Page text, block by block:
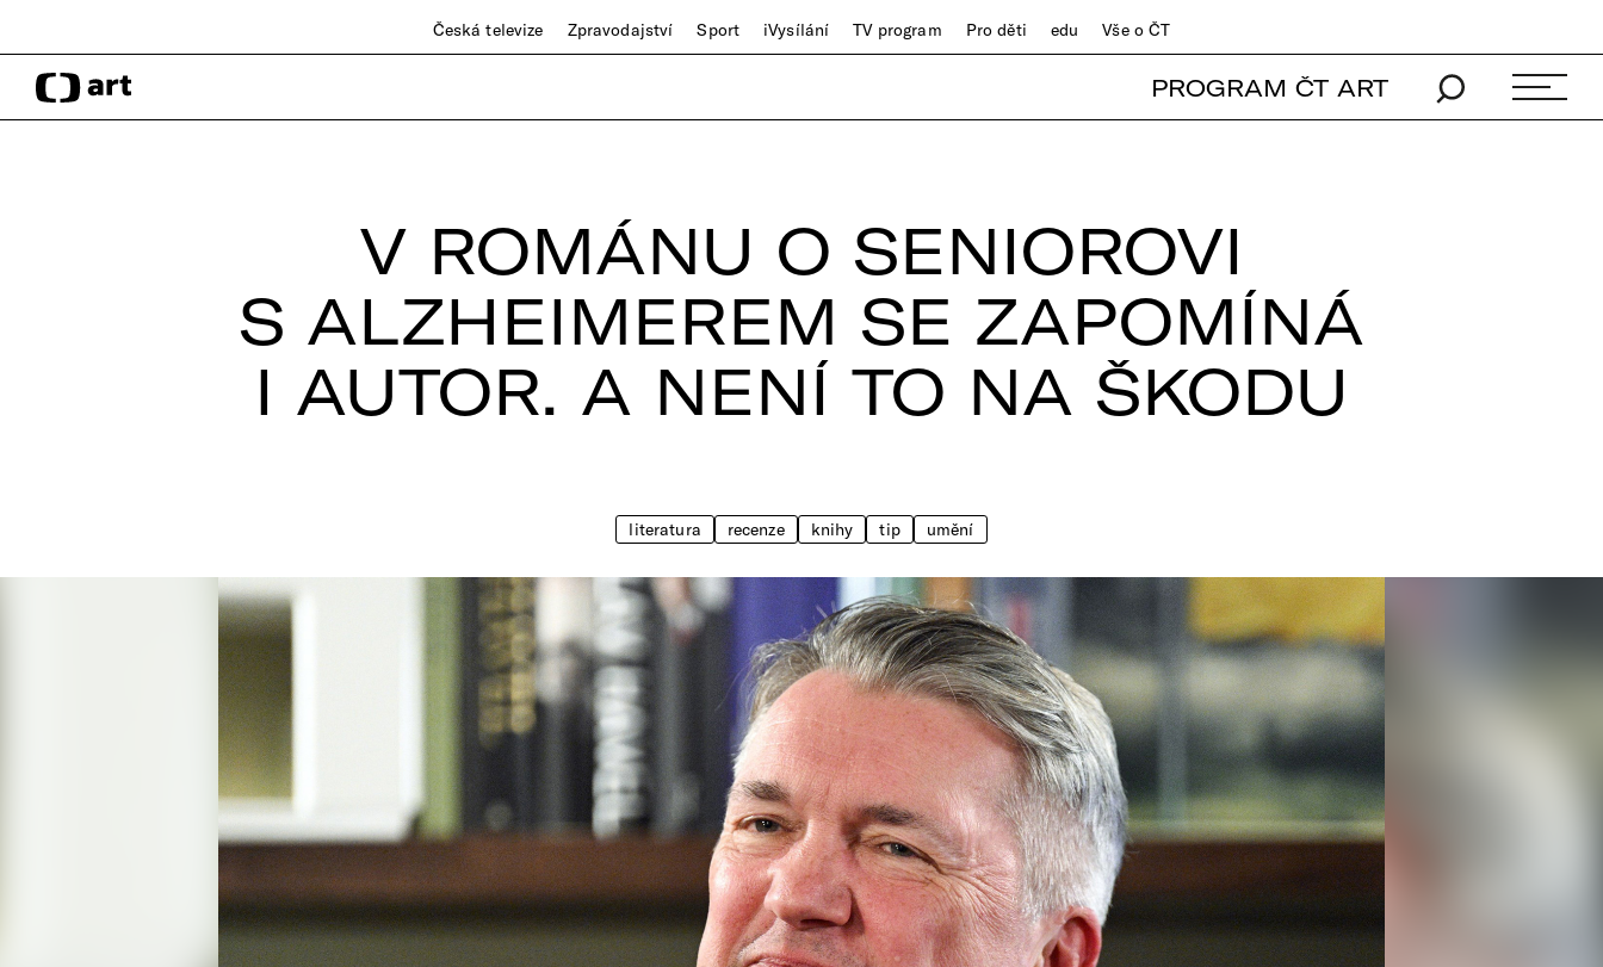
Česká televize Zpravodajství Sport iVysílání TV program Pro děti edu Vše o ČT
PROGRAM ČT ART
V ROMÁNU O SENIOROVI
S ALZHEIMEREM SE ZAPOMÍNÁ
I AUTOR. A NENÍ TO NA ŠKODU
literatura recenze knihy tip umění